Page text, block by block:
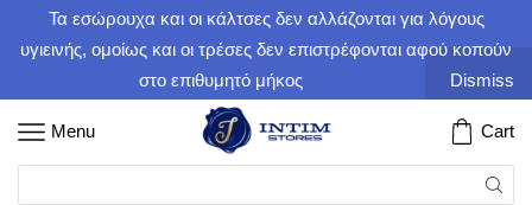
Τα εσώρουχα και οι κάλτσες δεν αλλάζονται για λόγους
υγιεινής, ομοίως και οι τρέσες δεν επιστρέφονται αφού κοπούν
στο επιθυμητό μήκος
Dismiss
Menu Cart